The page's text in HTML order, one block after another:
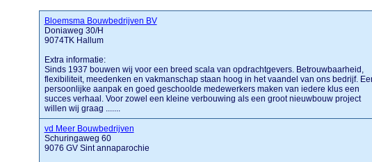
Bloemsma Bouwbedrijven BV
Doniaweg 30/H
9074TK Hallum
Extra informatie:
Sinds 1937 bouwen wij voor een breed scala van opdrachtgevers. Betrouwbaarheid,
flexibiliteit, meedenken en vakmanschap staan hoog in het vaandel van ons bedrijf.
persoonlijke aanpak en goed geschoolde medewerkers maken van iedere klus een
succes verhaal. Voor zowel een kleine verbouwing als een groot nieuwbouw project
willen wij graag .......
vd Meer Bouwbedrijven
Schuringaweg 60
9076 GV Sint annaparochie